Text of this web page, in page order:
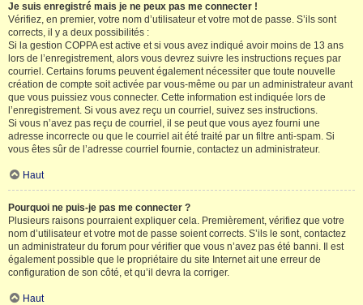
Je suis enregistré mais je ne peux pas me connecter !
Vérifiez, en premier, votre nom d’utilisateur et votre mot de passe. S’ils sont
corrects, il y a deux possibilités :
Si la gestion COPPA est active et si vous avez indiqué avoir moins de 13 ans
lors de l’enregistrement, alors vous devrez suivre les instructions reçues par
courriel. Certains forums peuvent également nécessiter que toute nouvelle
création de compte soit activée par vous-même ou par un administrateur avant
que vous puissiez vous connecter. Cette information est indiquée lors de
l’enregistrement. Si vous avez reçu un courriel, suivez ses instructions.
Si vous n’avez pas reçu de courriel, il se peut que vous ayez fourni une
adresse incorrecte ou que le courriel ait été traité par un filtre anti-spam. Si
vous êtes sûr de l’adresse courriel fournie, contactez un administrateur.
Haut
Pourquoi ne puis-je pas me connecter ?
Plusieurs raisons pourraient expliquer cela. Premièrement, vérifiez que votre
nom d’utilisateur et votre mot de passe soient corrects. S’ils le sont, contactez
un administrateur du forum pour vérifier que vous n’avez pas été banni. Il est
également possible que le propriétaire du site Internet ait une erreur de
configuration de son côté, et qu’il devra la corriger.
Haut